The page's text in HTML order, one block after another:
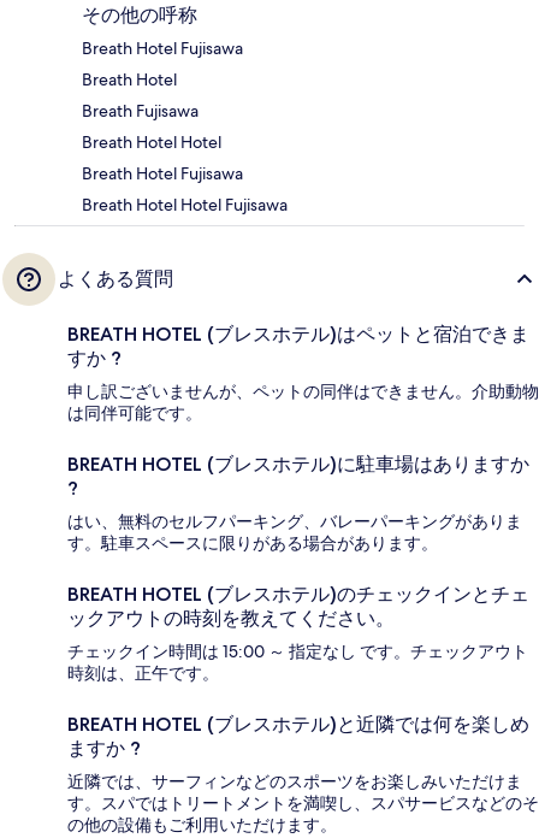
その他の呼称
Breath Hotel Fujisawa
Breath Hotel
Breath Fujisawa
Breath Hotel Hotel
Breath Hotel Fujisawa
Breath Hotel Hotel Fujisawa
よくある質問
BREATH HOTEL (ブレスホテル)はペットと宿泊できま
すか ?
申し訳ございませんが、ペットの同伴はできません。介助動物
は同伴可能です。
BREATH HOTEL (ブレスホテル)に駐車場はありますか
?
はい、無料のセルフパーキング、バレーパーキングがありま
す。駐車スペースに限りがある場合があります。
BREATH HOTEL (ブレスホテル)のチェックインとチェ
ックアウトの時刻を教えてください。
チェックイン時間は 15:00 ～ 指定なし です。チェックアウト
時刻は、正午です。
BREATH HOTEL (ブレスホテル)と近隣では何を楽しめ
ますか ?
近隣では、サーフィンなどのスポーツをお楽しみいただけま
す。スパではトリートメントを満喫し、スパサービスなどのそ
の他の設備もご利用いただけます。